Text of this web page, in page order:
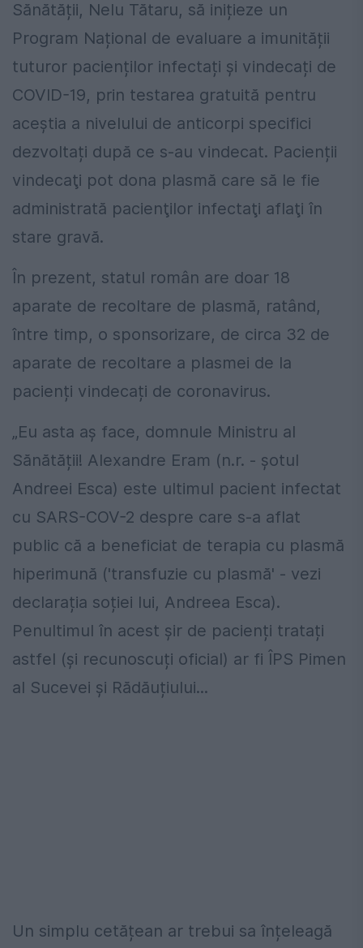
Sănătății, Nelu Tătaru, să inițieze un
Program Național de evaluare a imunității
tuturor pacienților infectați și vindecați de
COVID-19, prin testarea gratuită pentru
aceștia a nivelului de anticorpi specifici
dezvoltați după ce s-au vindecat. Pacienții
vindecaţi pot dona plasmă care să le fie
administrată pacienţilor infectaţi aflaţi în
stare gravă.
În prezent, statul român are doar 18
aparate de recoltare de plasmă, ratând,
între timp, o sponsorizare, de circa 32 de
aparate de recoltare a plasmei de la
pacienți vindecați de coronavirus.
„Eu asta aș face, domnule Ministru al
Sănătății! Alexandre Eram (n.r. - șotul
Andreei Esca) este ultimul pacient infectat
cu SARS-COV-2 despre care s-a aflat
public că a beneficiat de terapia cu plasmă
hiperimună ('transfuzie cu plasmă' - vezi
declarația soției lui, Andreea Esca).
Penultimul în acest șir de pacienți tratați
astfel (și recunoscuți oficial) ar fi ÎPS Pimen
al Sucevei și Rădăuțiului...
Un simplu cetățean ar trebui sa înțeleagă